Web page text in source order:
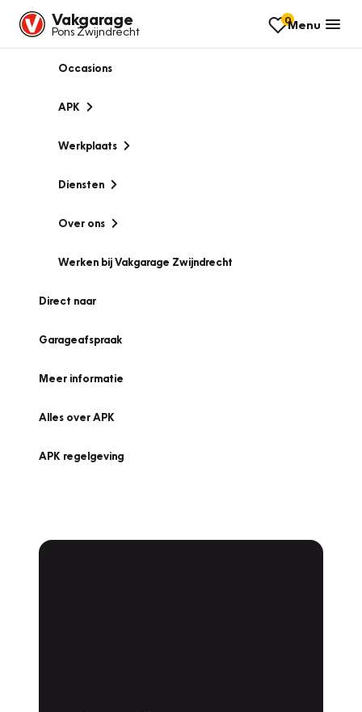
Vakgarage
Pons Zwijndrecht
0Menu
Occasions
APK
Werkplaats
Diensten
Over ons
Werken bij Vakgarage Zwijndrecht
Direct naar
Garageafspraak
Meer informatie
Alles over APK
APK regelgeving